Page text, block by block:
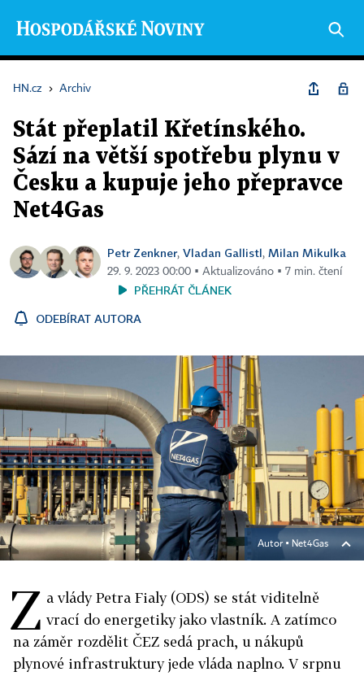
HN.cz › Archiv
Stát přeplatil Křetínského.
Sází na větší spotřebu plynu v
Česku a kupuje jeho přepravce
Net4Gas
Petr Zenkner, Vladan Gallistl, Milan Mikulka
29. 9. 2023 00:00 ▪ Aktualizováno ▪ 7 min. čtení
PŘEHRÁT ČLÁNEK
ODEBÍRAT AUTORA
Autor ▪ Net4Gas
Z a vlády Petra Fialy (ODS) se stát viditelně
vrací do energetiky jako vlastník. A zatímco
na záměr rozdělit ČEZ sedá prach, u nákupů
plynové infrastruktury jede vláda naplno. V srpnu